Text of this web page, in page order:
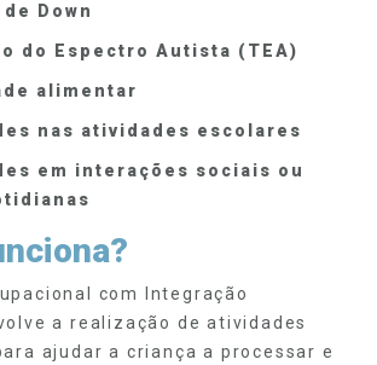
Down
do Espectro Autista (TEA)
alimentar
nas atividades escolares
em interações sociais ou
com Integração
a realização de atividades
ajudar a criança a processar e